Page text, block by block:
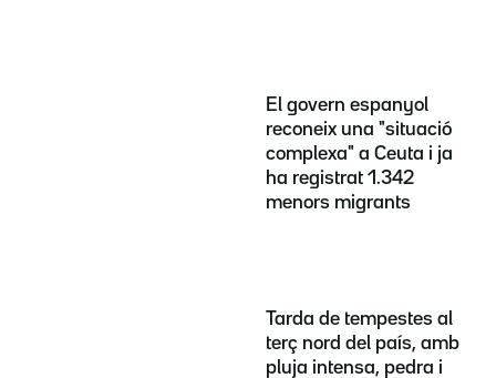
El govern espanyol
reconeix una "situació
complexa" a Ceuta i ja
ha registrat 1.342
menors migrants
Tarda de tempestes al
terç nord del país, amb
pluja intensa, pedra i